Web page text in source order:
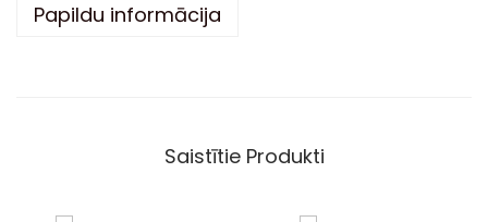
Papildu informācija
Saistītie Produkti